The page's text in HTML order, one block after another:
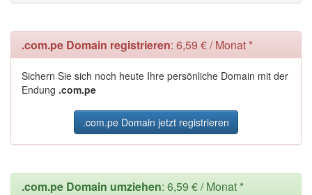
.com.pe Domain registrieren: 6,59 € / Monat *
Sichern Sie sich noch heute Ihre persönliche Domain mit der
Endung .com.pe
.com.pe Domain jetzt registrieren
.com.pe Domain umziehen: 6,59 € / Monat *